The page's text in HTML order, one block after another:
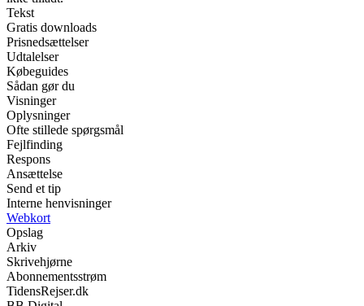
Tekst
Gratis downloads
Prisnedsættelser
Udtalelser
Købeguides
Sådan gør du
Visninger
Oplysninger
Ofte stillede spørgsmål
Fejlfinding
Respons
Ansættelse
Send et tip
Interne henvisninger
Webkort
Opslag
Arkiv
Skrivehjørne
Abonnementsstrøm
TidensRejser.dk